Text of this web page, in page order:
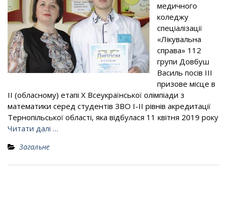
медичного
коледжу
спеціалізації
«Лікувальна
справа» 112
групи Довбуш
Василь посів ІII
призове місце в
ІІ (обласному) етапі Х Всеукраїнської олімпіади з
математики серед студентів ЗВО І-ІІ рівнів акредитації
Тернопільської області, яка відбулася 11 квітня 2019 року
Читати далі …
Загальне